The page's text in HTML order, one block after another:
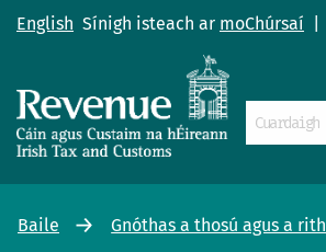
English Sínigh isteach ar moChúrsaí
Baile Gnóthas a thosú agus a rith